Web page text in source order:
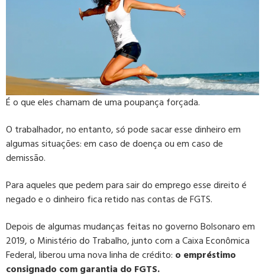
É o que eles chamam de uma poupança forçada.
O trabalhador, no entanto, só pode sacar esse dinheiro em
algumas situações: em caso de doença ou em caso de
demissão.
Para aqueles que pedem para sair do emprego esse direito é
negado e o dinheiro fica retido nas contas de FGTS.
Depois de algumas mudanças feitas no governo Bolsonaro em
2019, o Ministério do Trabalho, junto com a Caixa Econômica
Federal, liberou uma nova linha de crédito: o empréstimo
consignado com garantia do FGTS.